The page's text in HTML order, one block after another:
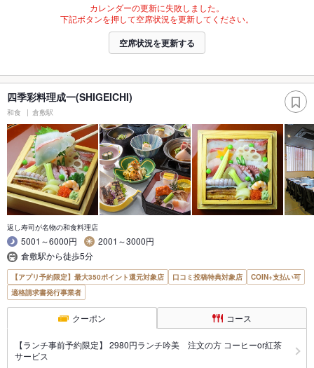
カレンダーの更新に失敗しました。
下記ボタンを押して空席状況を更新してください。
空席状況を更新する
四季彩料理成一(SHIGEICHI)
和食 倉敷駅
返し寿司が名物の和食料理店
5001～6000円
2001～3000円
倉敷駅から徒歩5分
【アプリ予約限定】最大350ポイント還元対象店 口コミ投稿特典対象店
COIN+支払い可
適格請求書発行事業者
クーポン コース
【ランチ事前予約限定】 2980円ランチ吟美 注文の方 コーヒーor紅茶
サービス